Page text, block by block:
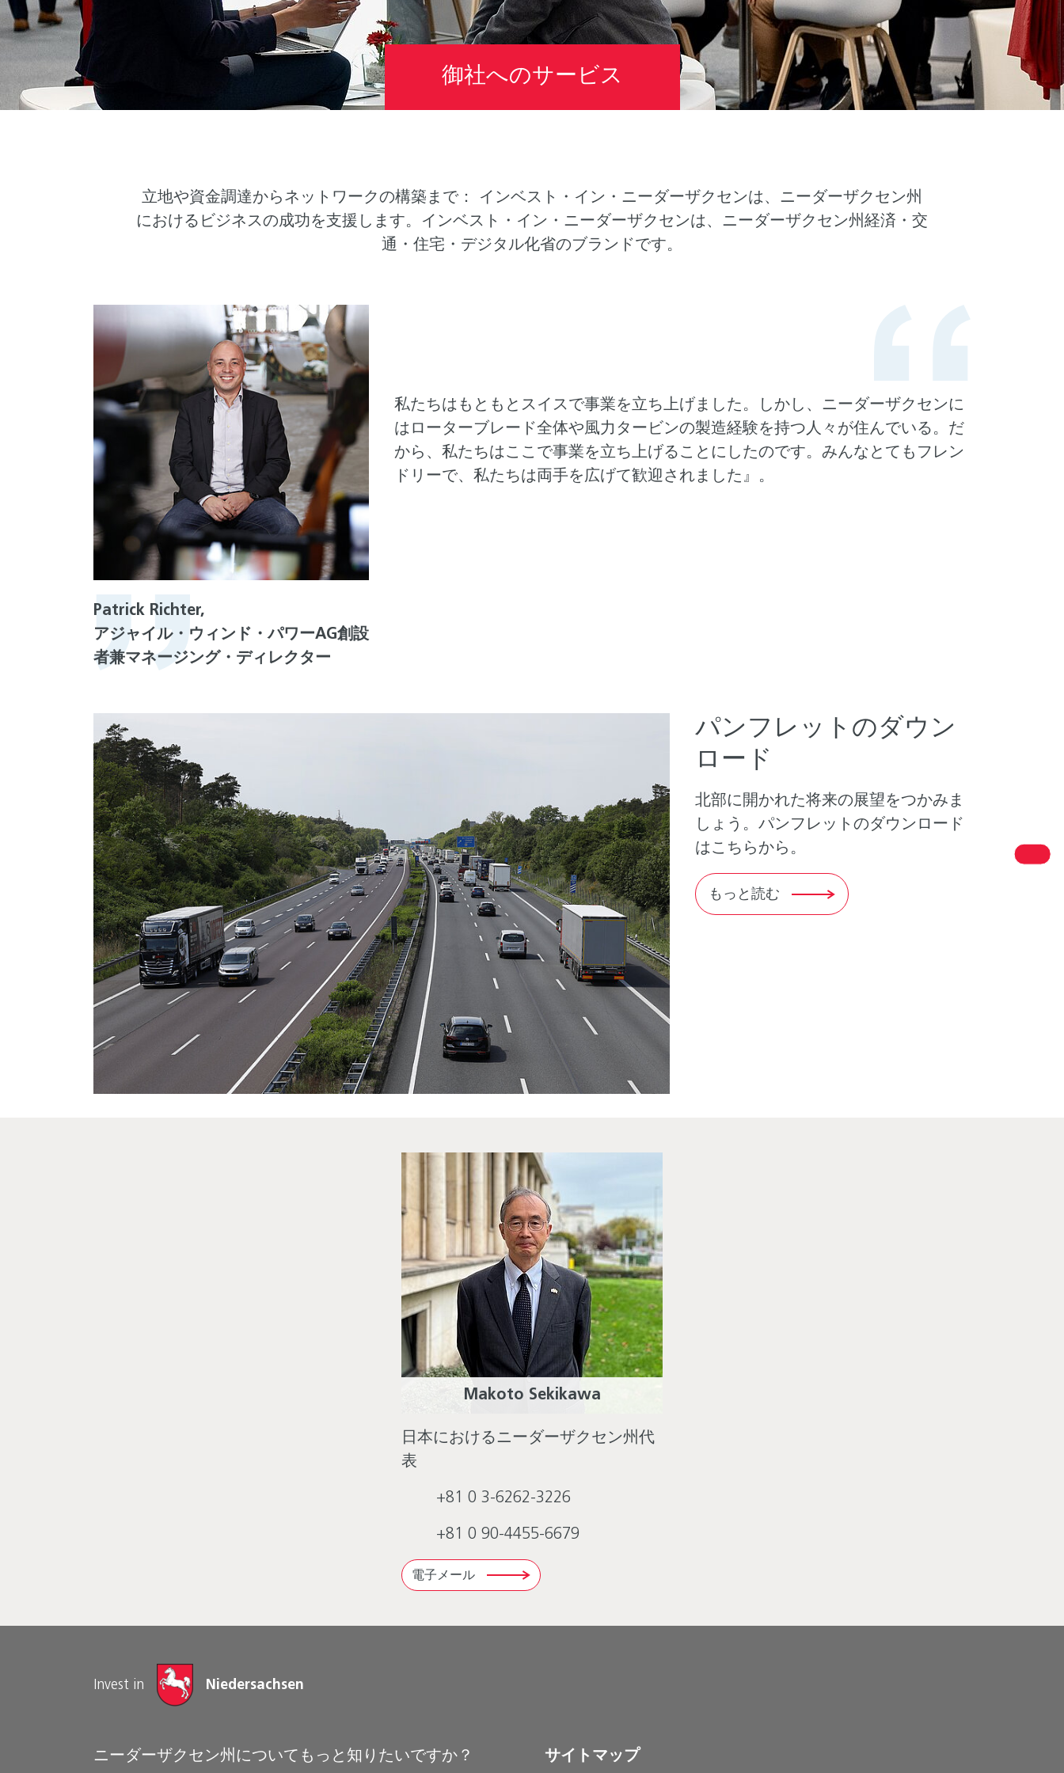
御社へのサービス
立地や資金調達からネットワークの構築まで： インベスト・イン・ニーダーザクセンは、ニーダーザクセン州
におけるビジネスの成功を支援します。インベスト・イン・ニーダーザクセンは、ニーダーザクセン州経済・交
通・住宅・デジタル化省のブランドです。
Patrick Richter,
アジャイル・ウィンド・パワーAG創設
者兼マネージング・ディレクター
私たちはもともとスイスで事業を立ち上げました。しかし、ニーダーザクセンに
はローターブレード全体や風力タービンの製造経験を持つ人々が住んでいる。だ
から、私たちはここで事業を立ち上げることにしたのです。みんなとてもフレン
ドリーで、私たちは両手を広げて歓迎されました』。
パンフレットのダウン
ロード
北部に開かれた将来の展望をつかみま
しょう。パンフレットのダウンロード
はこちらから。
もっと読む
Makoto Sekikawa
日本におけるニーダーザクセン州代
表
+81 0 3-6262-3226
+81 0 90-4455-6679
電子メール
あなたの個人連絡先
Invest in Niedersachsen
Invest in Niedersachsen
ニーダーザクセン州についてもっと知りたいですか？ サイトマップ